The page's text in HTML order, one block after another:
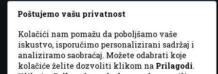
© 2026 Sva prava zadržana. Dizajn
Poštujemo vašu privatnost
Kolačići nam pomažu da poboljšamo vaše
iskustvo, isporučimo personalizirani sadržaj i
analiziramo saobraćaj. Možete odabrati koje
kolačiće želite dozvoliti klikom na Prilagodi.